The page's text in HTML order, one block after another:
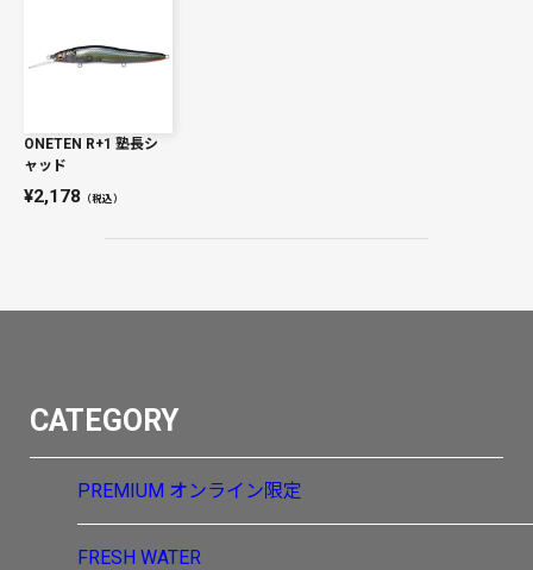
ONETEN R+1 塾長シ
ャッド
2,178 （税込）
CATEGORY
PREMIUM オンライン限定
FRESH WATER